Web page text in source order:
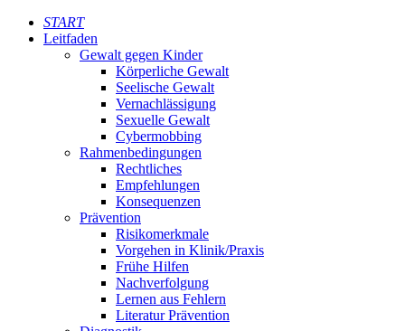
START
Leitfaden
Gewalt gegen Kinder
Körperliche Gewalt
Seelische Gewalt
Vernachlässigung
Sexuelle Gewalt
Cybermobbing
Rahmenbedingungen
Rechtliches
Empfehlungen
Konsequenzen
Prävention
Risikomerkmale
Vorgehen in Klinik/Praxis
Frühe Hilfen
Nachverfolgung
Lernen aus Fehlern
Literatur Prävention